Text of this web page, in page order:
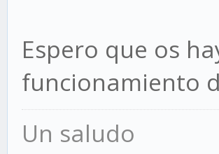
Espero que os
funcionamiento
Un saludo